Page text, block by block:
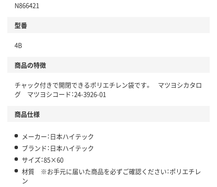
N866421
型番
4B
商品の特徴
チャック付きで開閉できるポリエチレン袋です。 マツヨシカタロ
グ マツヨシコード：24-3926-01
商品仕様
メーカー：日本ハイテック
ブランド：日本ハイテック
サイズ：85×60
材質 ※お手元に届いた商品を必ずご確認ください：ポリエチレ
ン